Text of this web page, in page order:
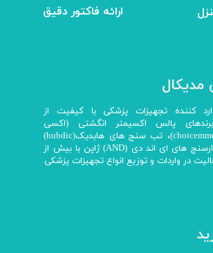
ارائه فاکتور دقیق
مدیکال
کننده تجهیزات پزشکی با کیفیت از
پالس اکسیمتر انگشتی (اکسی
واچ) چویسمد (choicemmed)، تب سنج های هابدیک(hubdic)
کره جنوبی و فشارسنج های ای اند دی (AND) ژاپن با بیش از